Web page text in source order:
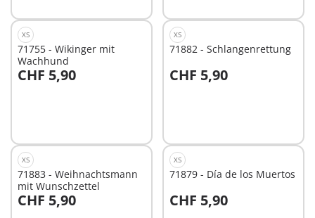
XS
71755 - Wikinger mit
Wachhund
CHF 5,90
In den Warenkorb
XS
71882 - Schlangenrettung
CHF 5,90
In den Warenkorb
XS
71883 - Weihnachtsmann
mit Wunschzettel
CHF 5,90
In den Warenkorb
XS
71879 - Día de los Muertos
CHF 5,90
In den Warenkorb